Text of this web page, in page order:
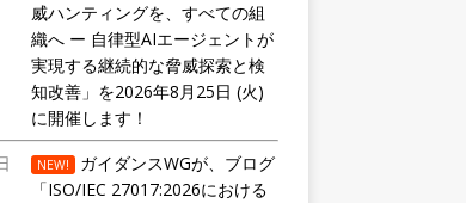
威ハンティングを、すべての組
織へ ー 自律型AIエージェントが
実現する継続的な脅威探索と検
知改善」を2026年8月25日 (火)
に開催します！
NEW!
ガイダンスWGが、ブログ
「ISO/IEC 27017:2026における